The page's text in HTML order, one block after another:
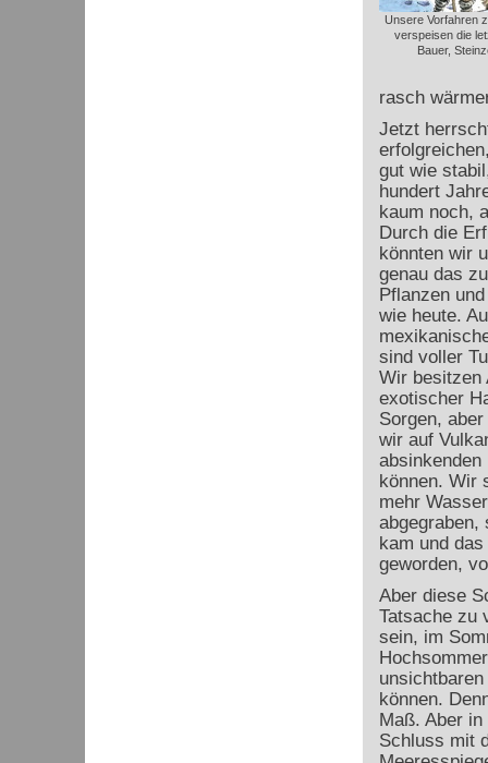
Unsere Vorfahren
verspeisen die
Bauer,
rasch
Jetzt
gut wie
hundert
kaum noch,
Durch die
könnten wir
genau das
Pflanzen
wie heute.
sind voller
Wir besitzen
exotischer
Sorgen,
wir auf
absinkenden
können. Wir
mehr
abgegraben,
kam und
geworden,
Aber diese
Tatsache zu
sein, im
können.
Maß. Aber
Schluss mit